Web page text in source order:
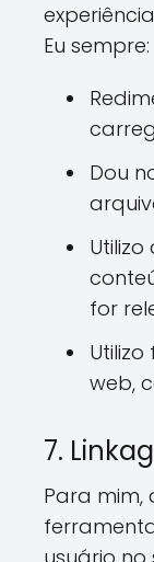
Eu sempre:
Dou
for
web,
7.
Para mim,